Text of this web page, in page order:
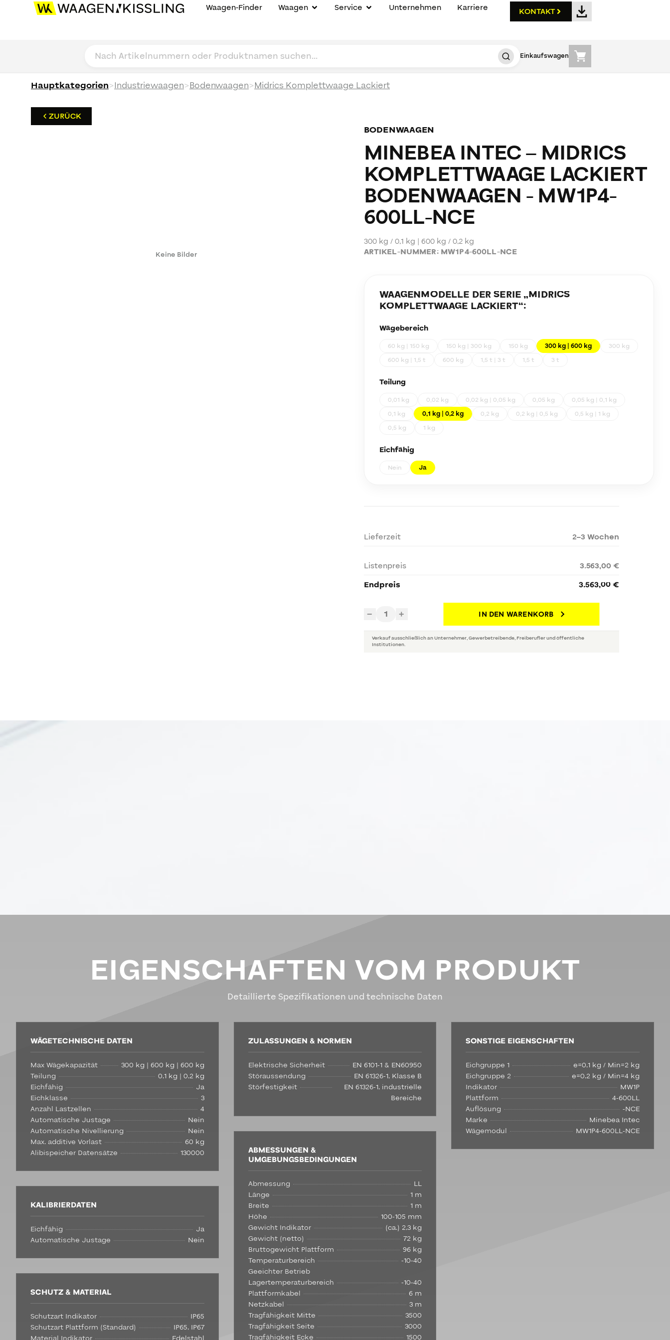
Waagen-Finder Waagen Service Unternehmen Karriere KONTAKT
Einkaufswagen
Hauptkategorien>Industriewaagen>Bodenwaagen>Midrics Komplettwaage Lackiert
ZURÜCK
Keine Bilder
BODENWAAGEN
MINEBEA INTEC – MIDRICS
KOMPLETTWAAGE LACKIERT
BODENWAAGEN - MW1P4-
600LL-NCE
300 kg / 0,1 kg | 600 kg / 0,2 kg
ARTIKEL-NUMMER: MW1P4-600LL-NCE
WAAGENMODELLE DER SERIE „MIDRICS
KOMPLETTWAAGE LACKIERT“:
Wägebereich
60 kg | 150 kg 150 kg | 300 kg 150 kg 300 kg | 600 kg
300 kg
600 kg | 1,5 t
600 kg 1,5 t | 3 t 1,5 t 3 t
Teilung
0,01 kg 0,02 kg 0,02 kg | 0,05 kg 0,05 kg
0,05 kg | 0,1 kg
0,1 kg
0,1 kg | 0,2 kg 0,2 kg 0,2 kg | 0,5 kg
0,5 kg | 1 kg
0,5 kg
1 kg
Eichfähig
Nein Ja
Lieferzeit 2–3 Wochen
Listenpreis
3.563,00 €
Endpreis
3.563,00 €
− 1 + IN DEN WARENKORB
Verkauf ausschließlich an Unternehmer, Gewerbetreibende, Freiberufler und öffentliche
Institutionen.
EIGENSCHAFTEN VOM PRODUKT
Detaillierte Spezifikationen und technische Daten
WÄGETECHNISCHE DATEN
Max Wägekapazität
300 kg | 600 kg | 600 kg
Teilung
0,1 kg | 0,2 kg
Eichfähig
Ja
Eichklasse
3
Anzahl Lastzellen
4
Automatische Justage
Nein
Automatische Nivellierung
Nein
Max. additive Vorlast
60 kg
Alibispeicher Datensätze
130000
KALIBRIERDATEN
Eichfähig
Ja
Automatische Justage
Nein
SCHUTZ & MATERIAL
Schutzart Indikator
IP65
Schutzart Plattform (Standard)
IP65, IP67
ZULASSUNGEN & NORMEN
Elektrische Sicherheit
EN 6101-1 & EN60950
Störaussendung
EN 61326-1, Klasse B
Störfestigkeit
EN 61326-1, industrielle
Bereiche
ABMESSUNGEN &
UMGEBUNGSBEDINGUNGEN
Abmessung
LL
Länge
1 m
Breite
1 m
Höhe
100-105 mm
Gewicht Indikator
(ca.) 2,3 kg
Gewicht (netto)
72 kg
Bruttogewicht Plattform
96 kg
Temperaturbereich
Geeichter Betrieb
-10-40
Lagertemperaturbereich
-10-40
Plattformkabel
6 m
Netzkabel
3 m
Tragfähigkeit Mitte
3500
Tragfähigkeit Seite
3000
Tragfähigkeit Ecke
1500
SONSTIGE EIGENSCHAFTEN
Eichgruppe 1
e=0,1 kg / Min=2 kg
Eichgruppe 2
e=0,2 kg / Min=4 kg
Indikator
MW1P
Plattform
4-600LL
Auflösung
-NCE
Marke
Minebea Intec
Wägemodul
MW1P4-600LL-NCE